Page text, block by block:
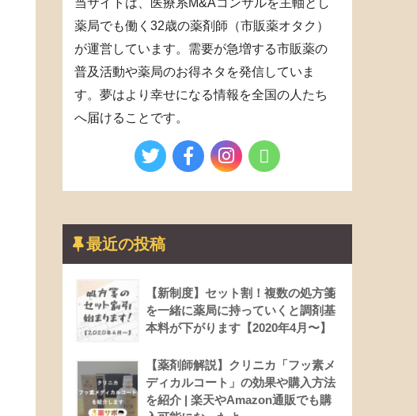
当サイトは、医療系M&Aコンサルを主軸とし
薬局でも働く32歳の薬剤師（市販薬オタク）
が運営しています。需要が急増する市販薬の
普及活動や薬局のお得ネタを発信していま
す。夢はより幸せになる情報を全国の人たち
へ届けることです。
最近の投稿
【新制度】セット割！複数の処方箋
を一緒に薬局に持っていくと調剤基
本料が下がります【2020年4月〜】
【薬剤師解説】クリニカ「フッ素メ
ディカルコート」の効果や購入方法
を紹介 | 楽天やAmazon通販でも購